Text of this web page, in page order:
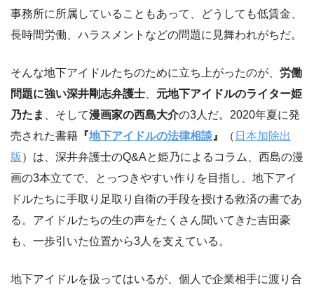
事務所に所属していることもあって、どうしても低賃金、
長時間労働、ハラスメントなどの問題に見舞われがちだ。
そんな地下アイドルたちのために立ち上がったのが、 労働
問題に強い深井剛志弁護士
元地下アイドルのライター姫
乃たま
、そして漫画家の西島大介の3人だ。2020年夏に発
売された書籍 『地下アイドルの法律相談 』 （ 日本加除出
版 ）は、深井弁護士のQ&Aと姫乃によるコラム、西島の漫
画の3本立てで、とっつきやすい作りを目指し、地下アイ
ドルたちに手取り足取り自衛の手段を授ける救済の書であ
る。アイドルたちの生の声をたくさん聞いてきた吉田豪
も、一歩引いた位置から3人を支えている。
地下アイドルを扱ってはいるが、個人で企業相手に渡り合